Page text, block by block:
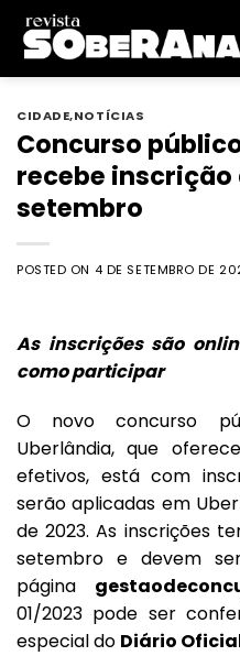
Skip
content
CIDADE,NOTÍCIAS
Concurso
recebe inscrição
setembro
POSTED ON 4 DE SETEMBRO DE
As inscrições são
como participar
O novo concurso
Uberlândia, que
efetivos, está com
serão aplicadas em
de 2023. As inscrições
setembro e devem
página
01/2023 pode ser
especial do Diário